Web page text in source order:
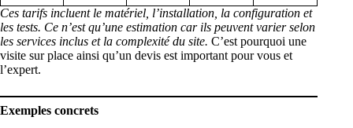
Ces tarifs incluent le matériel, l’installation, la configuration et
les tests. Ce n’est qu’une estimation car ils peuvent varier selon
les services inclus et la complexité du site. C’est pourquoi une
visite sur place ainsi qu’un devis est important pour vous et
l’expert.
Exemples concrets